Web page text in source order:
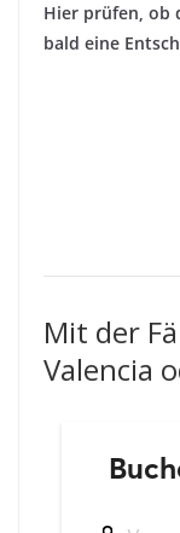
Hier prüfen, ob
bald eine
Mit der
Valencia